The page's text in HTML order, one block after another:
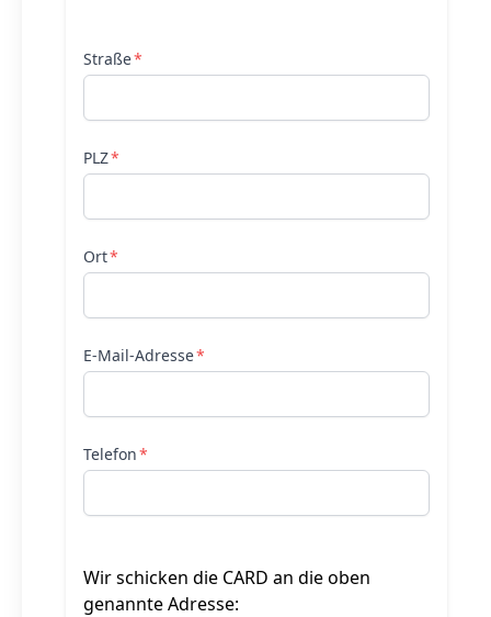
Straße
PLZ
Ort
E-Mail-Adresse
Telefon
Wir schicken die CARD an dieoben
genannteAdresse: